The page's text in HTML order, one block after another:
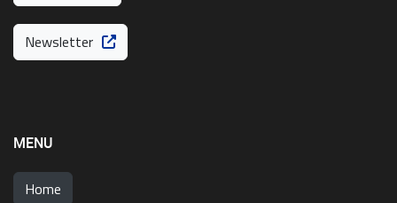
Newsletter
MENU
Home